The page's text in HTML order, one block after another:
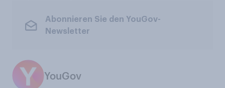
Abonnieren Sie den YouGov-
Newsletter
YouGov